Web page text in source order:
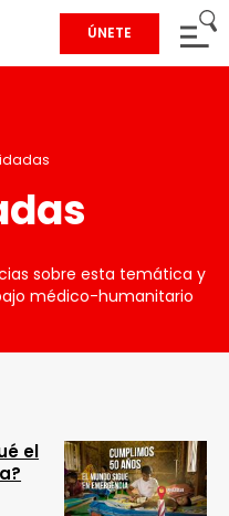
ÚNETE
sobre esta temática y
médico-humanitario
el